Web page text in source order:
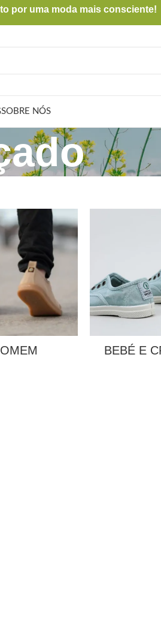
por uma moda mais consciente!
SOBRE NÓS
BEBÉ E